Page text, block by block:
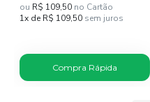
ou R$ 109,50 no Cartão
1x de R$ 109,50 sem juros
Compra Rápida